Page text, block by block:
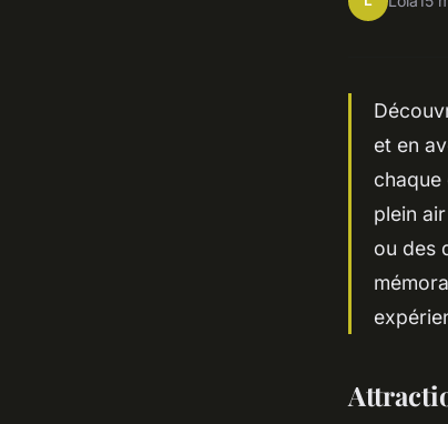
et en
plein
ou des